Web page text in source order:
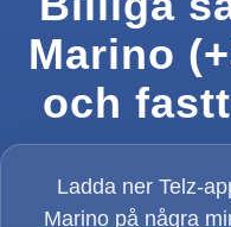
Marino
och
Ladda ner Telz-
Marino på några